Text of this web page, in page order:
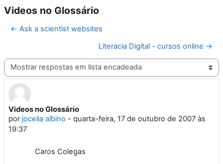
Videos no Glossário
← Ask a scientist websites
Literacia Digital - cursos online →
Modo de visualização
Videos no Glossário
por jocelia albino - quarta-feira, 17 de outubro de 2007 às
19:37
Número de respostas: 2
Caros Colegas